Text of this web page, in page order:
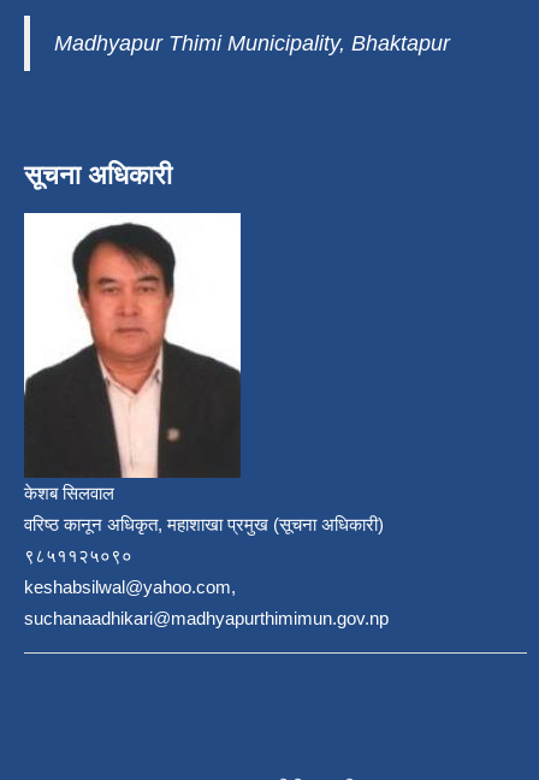
Madhyapur Thimi Municipality, Bhaktapur
सूचना अधिकारी
केशब सिलवाल
वरिष्ठ कानून अधिकृत, महाशाखा प्रमुख (सूचना अधिकारी)
९८५११२५०९०
keshabsilwal@yahoo.com,
suchanaadhikari@madhyapurthimimun.gov.np